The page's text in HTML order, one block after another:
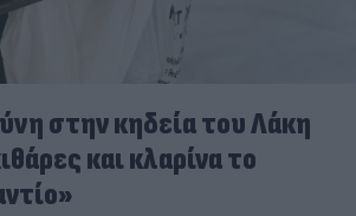
στην κηδεία του Λάκη
και κλαρίνα το